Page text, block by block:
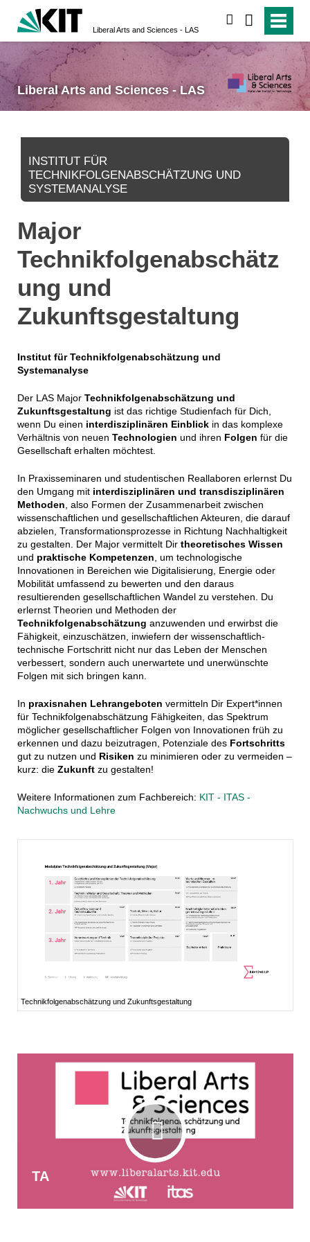
Liberal Arts and Sciences - LAS
Liberal Arts and Sciences - LAS
INSTITUT FÜR
TECHNIKFOLGENABSCHÄTZUNG UND
SYSTEMANALYSE
Major
Technikfolgenabschätz
ung und
Zukunftsgestaltung
Institut für Technikfolgenabschätzung und
Systemanalyse
Der LAS Major Technikfolgenabschätzung und
Zukunftsgestaltung ist das richtige Studienfach für Dich,
wenn Du einen interdisziplinären Einblickin das komplexe
Verhältnis von neuen Technologien und ihren Folgen für die
Gesellschaft erhalten möchtest.
In Praxisseminaren und studentischen Reallaboren erlernst Du
den Umgang mitinterdisziplinären und transdisziplinären
Methoden , also Formen der Zusammenarbeit zwischen
wissenschaftlichen und gesellschaftlichen Akteuren, die darauf
abzielen, Transformationsprozesse in Richtung Nachhaltigkeit
zu gestalten. Der Major vermittelt Dir theoretisches Wissen
und praktische Kompetenzen , um technologische
Innovationen in Bereichen wie Digitalisierung, Energie oder
Mobilität umfassend zu bewerten und den daraus
resultierenden gesellschaftlichen Wandel zu verstehen. Du
erlernst Theorien und Methoden der
Technikfolgenabschätzung anzuwenden und erwirbst die
Fähigkeit, einzuschätzen, inwiefern der wissenschaftlich-
technische Fortschritt nicht nur das Leben der Menschen
verbessert, sondern auch unerwartete und unerwünschte
Folgen mit sich bringen kann.
In praxisnahen Lehrangeboten vermitteln Dir Expert*innen
für Technikfolgenabschätzung Fähigkeiten, das Spektrum
möglicher gesellschaftlicher Folgen von Innovationen früh zu
erkennen und dazu beizutragen, Potenziale des Fortschritts
gut zu nutzen und Risiken zu minimieren oder zu vermeiden –
kurz: die Zukunftzu gestalten!
Weitere Informationen zum Fachbereich: KIT - ITAS -
Nachwuchs und Lehre
Technikfolgenabschätzung und Zukunftsgestaltung
TA